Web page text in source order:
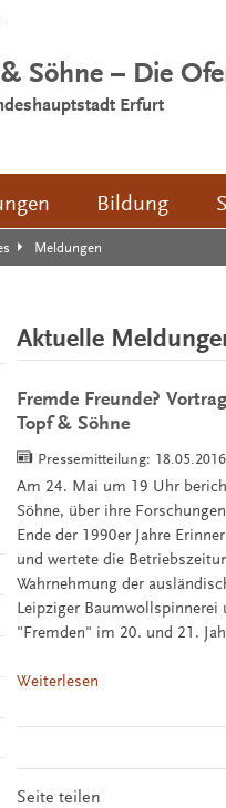
Söhne – Die
Erfurt
Bildung
Meldungen
Aktuelle
Fremde Freunde?
Topf & Söhne
Pressemitteilung:
Am 24. Mai um 19 Uhr
Söhne, über ihre
Ende der 1990er Jahre
und wertete die
Wahrnehmung der
Leipziger
"Fremden" im 20. und 21.
Weiterlesen
Seite teilen